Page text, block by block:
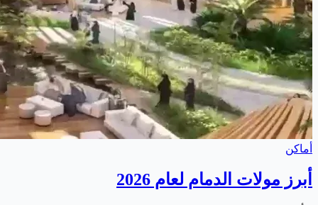
أماكن
أبرز مولات الدمام لعام 2026